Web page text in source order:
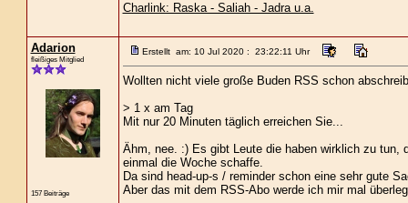
Charlink: Raska - Saliah - Jadra u.a.
Adarion
fleißiges Mitglied
157 Beiträge
Erstellt am: 10 Jul 2020 : 23:22:11 Uhr
Wollten nicht viele große Buden RSS schon
> 1 x am Tag
Mit nur 20 Minuten täglich erreichen Sie...
Ähm, nee. :) Es gibt Leute die haben wirklich zu
einmal die Woche schaffe.
Da sind head-up-s / reminder schon eine sehr gute
Aber das mit dem RSS-Abo werde ich mir mal